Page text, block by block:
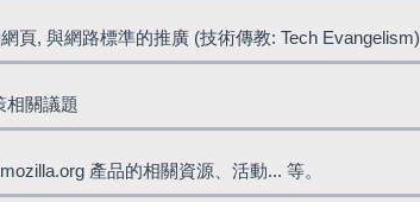
頁, 與網路標準的推廣 (技術傳教: Tech Evangelism)
相關議題
產品的相關資源、活動... 等。